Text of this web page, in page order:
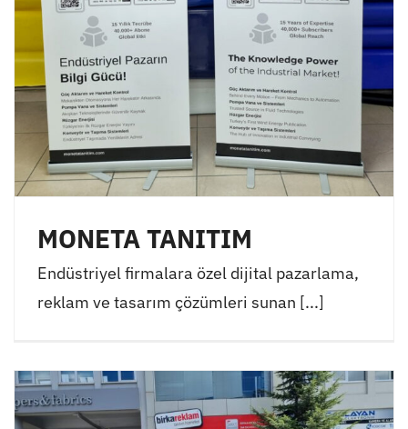
MONETA TANITIM
Endüstriyel firmalara özel dijital pazarlama,
reklam ve tasarım çözümleri sunan [...]